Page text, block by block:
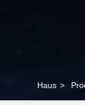
Haus >